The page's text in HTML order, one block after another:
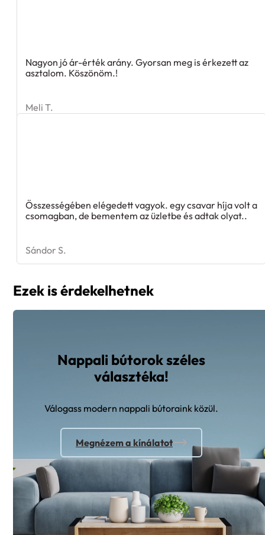
Nagyon jó ár-érték arány. Gyorsan meg is érkezett az
asztalom. Köszönöm.!
Meli T.
Összességében elégedett vagyok. egy csavar híja volt a
csomagban, de bementem az üzletbe és adtak olyat..
Sándor S.
Ezek is érdekelhetnek
Nappali bútorok széles
választéka!
Válogass modern nappali bútoraink közül.
Megnézem a kínálatot